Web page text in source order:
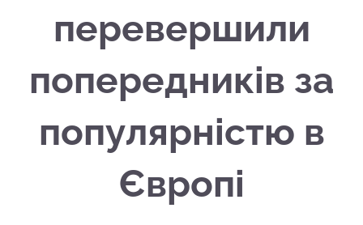
перевершили
попередників за
популярністю в
Європі